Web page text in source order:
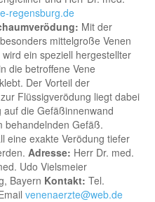
regensburg.de
Mit der
mittelgroße Venen
ein speziell hergestellter
die betroffene Vene
Der Vorteil der
Flüssigverödung liegt dabei
die Gefäßinnenwand
behandelnden Gefäß.
eine exakte Verödung tiefer
Adresse: Herr Dr. med.
Udo Vielsmeier
Bayern Kontakt: Tel.
venenaerzte@web.de